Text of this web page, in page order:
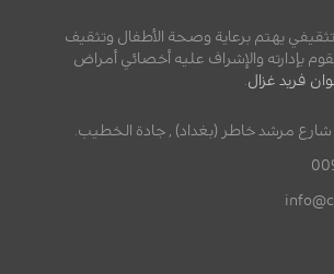
يهتم برعاية وصحة الأطفال وتثقيف
بإدارته والإشراف عليه أخصائي أمراض
فريد غزال.
مرشد خاطر (بغداد) , جادة الخطيب.